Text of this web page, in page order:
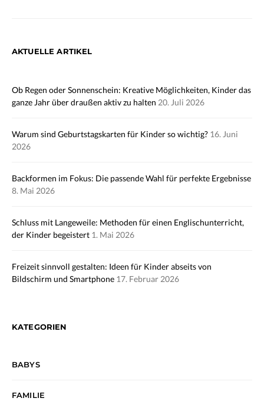
AKTUELLE ARTIKEL
Ob Regen oder Sonnenschein: Kreative Möglichkeiten, Kinder das
ganze Jahr über draußen aktiv zu halten 20. Juli 2026
Warum sind Geburtstagskarten für Kinder so wichtig? 16. Juni
2026
Backformen im Fokus: Die passende Wahl für perfekte Ergebnisse
8. Mai 2026
Schluss mit Langeweile: Methoden für einen Englischunterricht,
der Kinder begeistert 1. Mai 2026
Freizeit sinnvoll gestalten: Ideen für Kinder abseits von
Bildschirm und Smartphone 17. Februar 2026
KATEGORIEN
BABYS
FAMILIE